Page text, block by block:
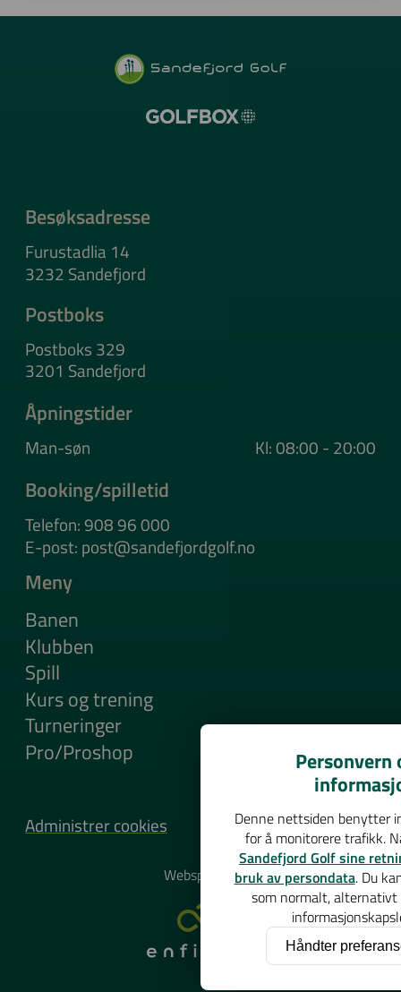
Besøksadresse
Furustadlia 14
3232 Sandefjord
Postboks
Postboks 329
3201 Sandefjord
Åpningstider
Man-søn Kl: 08:00 - 20:00
Booking/spilletid
Telefon: 908 96 000
E-post: post@sandefjordgolf.no
Meny
Banen
Klubben
Spill
Kurs og trening
Turneringer
Pro/Proshop
Administrer cookies
Websponsor
Personvern
Denne nettsiden benytter
for å monitorere trafikk.
Sandefjord Golf sine
bruk av persondata. Du
som normalt, alternativt
Håndter